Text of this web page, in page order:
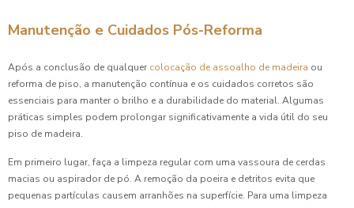
Manutenção e Cuidados Pós-Reforma
Após a conclusão de qualquer colocação de assoalho de madeira ou
reforma de piso, a manutenção contínua e os cuidados corretos são
essenciais para manter o brilho e a durabilidade do material. Algumas
práticas simples podem prolongar significativamente a vida útil do seu
piso de madeira.
Em primeiro lugar, faça a limpeza regular com uma vassoura de cerdas
macias ou aspirador de pó. A remoção da poeira e detritos evita que
pequenas partículas causem arranhões na superfície. Para uma limpeza